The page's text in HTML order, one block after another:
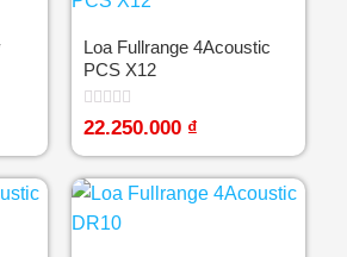
Loa Fullrange 4Acoustic
PCS X12
Được
xếp
hạng
5
sao
22.250.000 ₫